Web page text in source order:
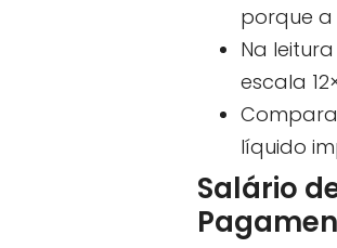
porque
Na
escala
líquido
Salário